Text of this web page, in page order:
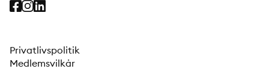
Privatlivspolitik
Medlemsvilkår